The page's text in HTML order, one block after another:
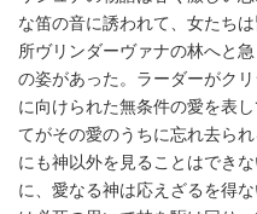
な笛の音に誘われて、女たち
所ヴリンダーヴァナの林へと
の姿があった。ラーダーがク
に向けられた無条件の愛を表
てがその愛のうちに忘れ去ら
にも神以外を見ることはでき
に、愛なる神は応えざるを得